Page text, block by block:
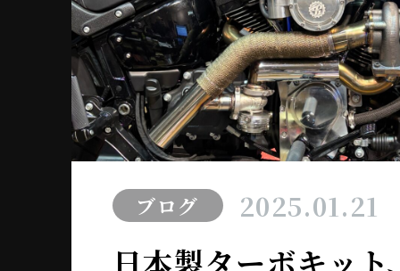
ブログ 2025.01.21
日本製ターボキッ